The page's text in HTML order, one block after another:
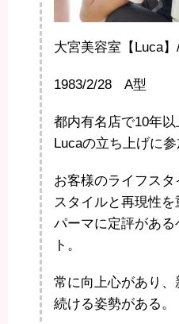
大宮美容室【Luca
1983/2/28 A型
都内有名店で10年
Lucaの立ち上げに参
お客様のライフス
スタイルと再現性
パーマに定評がある
ト。
常に向上心があり
続ける姿勢がある。